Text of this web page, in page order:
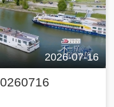
2026-07-16